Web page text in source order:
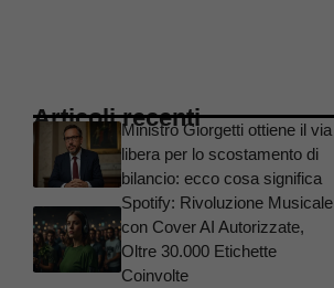
Articoli recentiMinistro Giorgetti ottiene il via
libera per lo scostamento di
bilancio: ecco cosa significa
Spotify: Rivoluzione Musicale
con Cover AI Autorizzate,
Oltre 30.000 Etichette
Coinvolte